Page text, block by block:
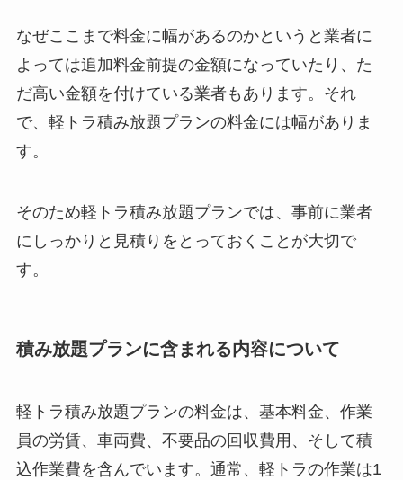
なぜここまで料金に幅があるのかというと業者に
よっては追加料金前提の金額になっていたり、た
だ高い金額を付けている業者もあります。それ
で、軽トラ積み放題プランの料金には幅がありま
す。
そのため軽トラ積み放題プランでは、事前に業者
にしっかりと見積りをとっておくことが大切で
す。
積み放題プランに含まれる内容について
軽トラ積み放題プランの料金は、基本料金、作業
員の労賃、車両費、不要品の回収費用、そして積
込作業費を含んでいます。通常、軽トラの作業は1